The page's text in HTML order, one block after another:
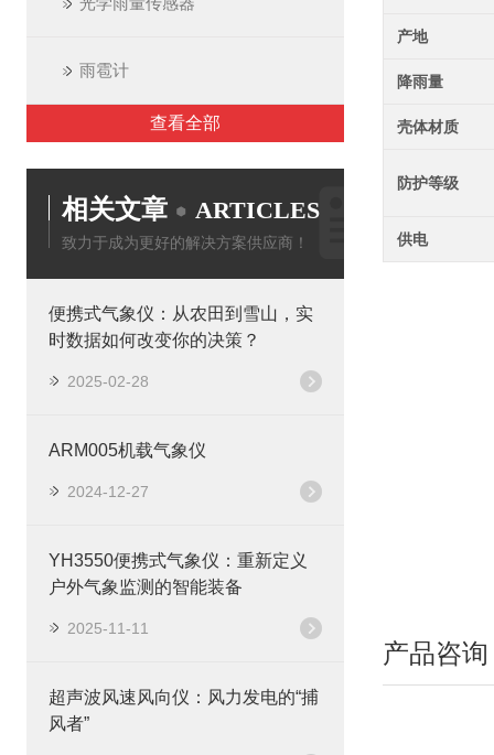
雨雹计
查看全部
相关文章 ARTICLES
致力于成为更好的解决方案供应商！
便携式气象仪：从农田到雪山，实
时数据如何改变你的决策？
2025-02-28
ARM005机载气象仪
2024-12-27
YH3550便携式气象仪：重新定义
户外气象监测的智能装备
2025-11-11
超声波风速风向仪：风力发电的“捕
风者”
产地
降雨量
壳体材质
防护等级
供电
产品咨询